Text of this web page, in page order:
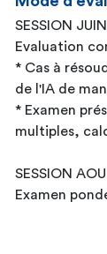
SESSION JUIN
Evaluation
* Cas à
de l'IA de
* Examen
multiples,
SESSION
Examen